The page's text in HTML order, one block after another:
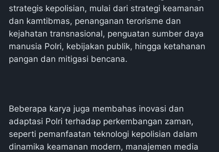
strategis kepolisian, mulai dari strategi keamanan
dan kamtibmas, penanganan terorisme dan
kejahatan transnasional, penguatan sumber daya
manusia Polri, kebijakan publik, hingga ketahanan
pangan dan mitigasi bencana.
Beberapa karya juga membahas inovasi dan
adaptasi Polri terhadap perkembangan zaman,
seperti pemanfaatan teknologi kepolisian dalam
dinamika keamanan modern, manajemen media